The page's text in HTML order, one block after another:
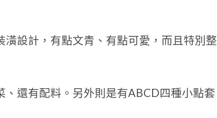
設計，有點文青、有點可愛，而且特別整
還有配料。另外則是有ABCD四種小點套